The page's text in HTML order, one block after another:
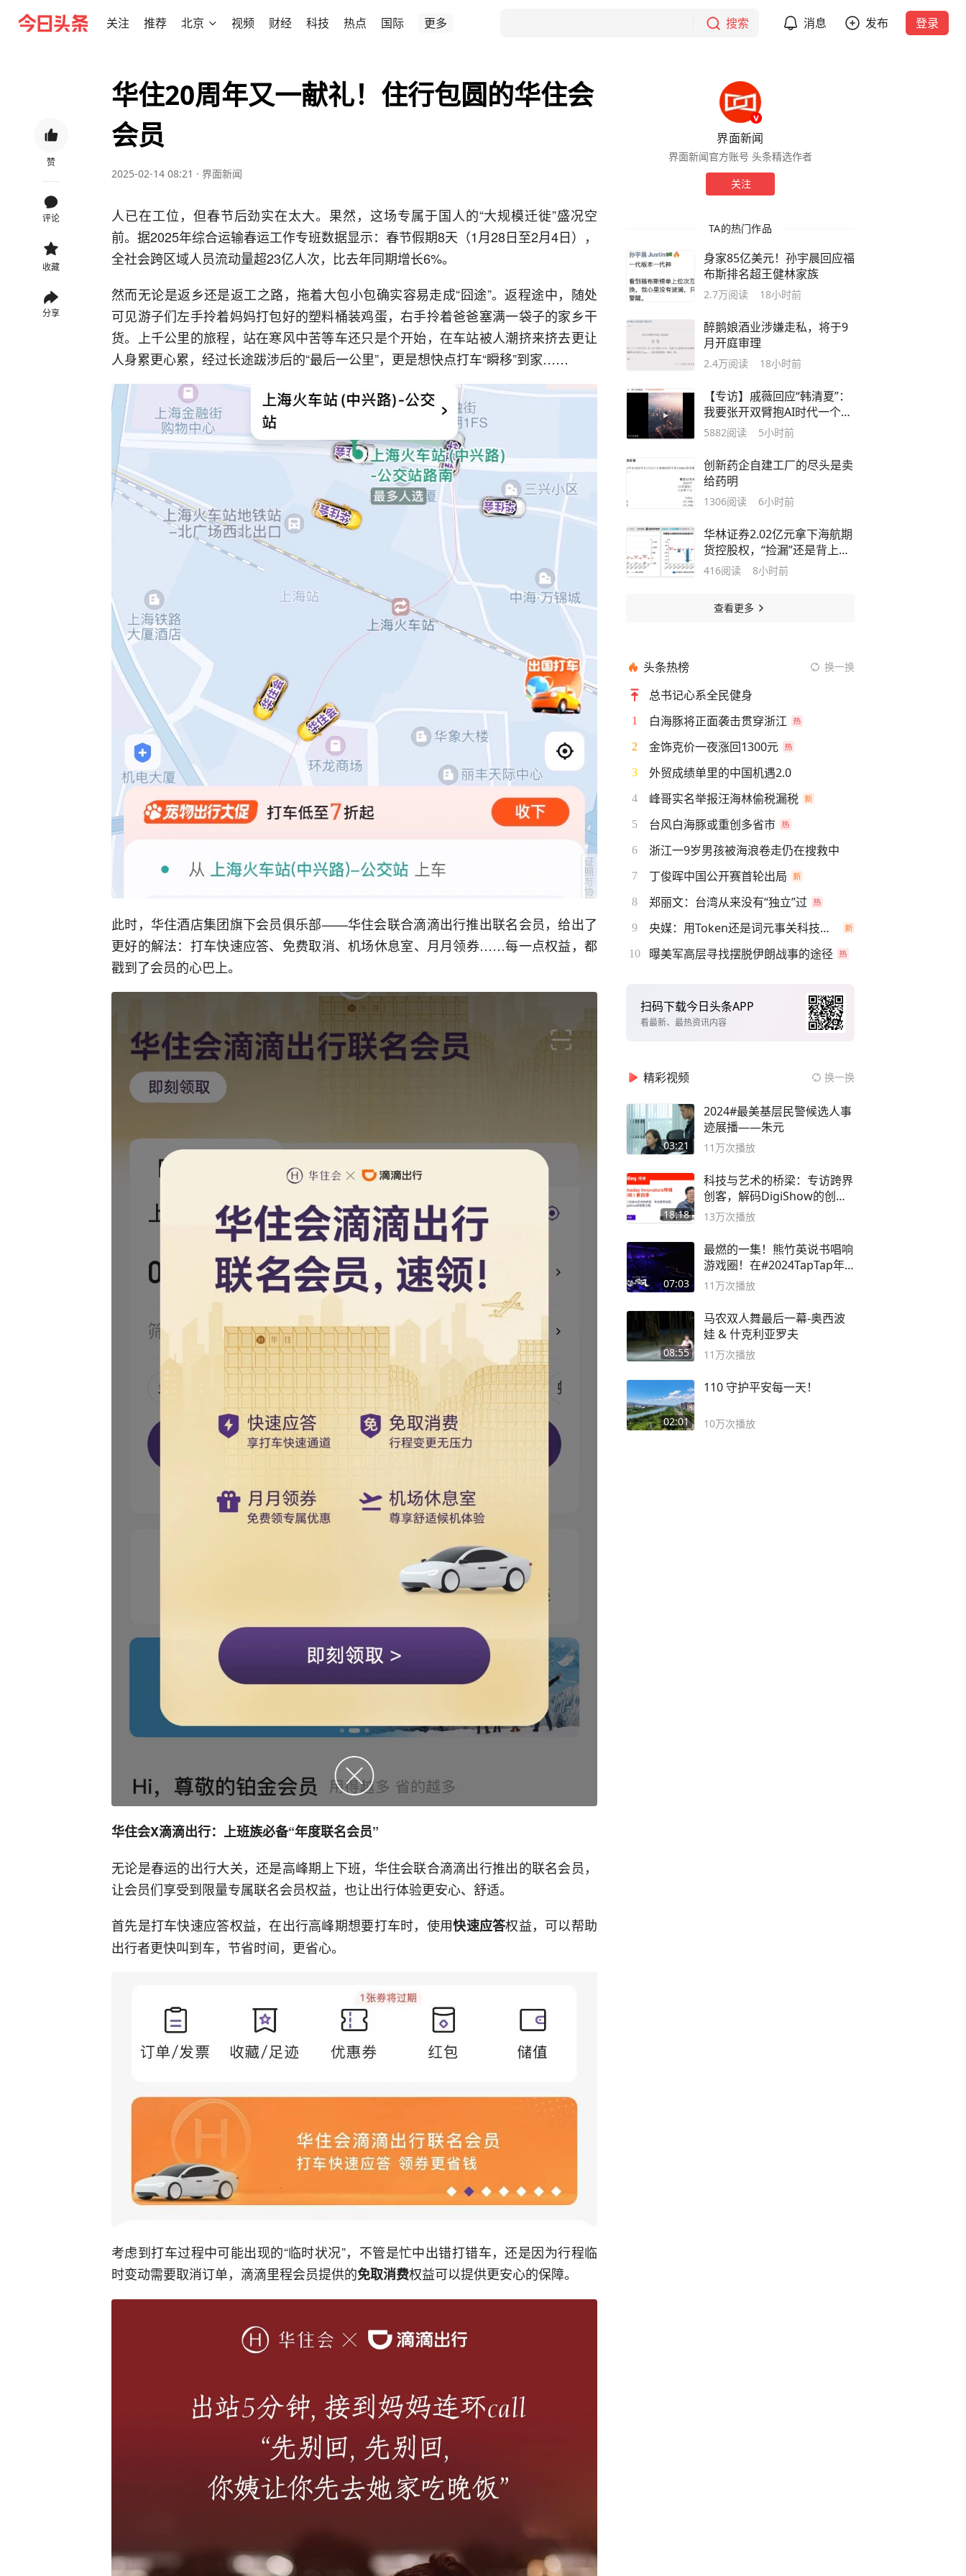
关注 推荐 北京 视频 财经 科技 热点 国际 更多 搜索 消息 发布 登录
赞
评论
收藏
分享
华住20周年又一献礼！住行包圆的华住会
会员
2025-02-14 08:21 · 界面新闻
人已在工位，但春节后劲实在太大。果然，这场专属于国人的“大规模迁徙”盛况空
前。据2025年综合运输春运工作专班数据显示：春节假期8天（1月28日至2月4日），
全社会跨区域人员流动量超23亿人次，比去年同期增长6%。
然而无论是返乡还是返工之路，拖着大包小包确实容易走成“囧途”。返程途中，随处
可见游子们左手拎着妈妈打包好的塑料桶装鸡蛋，右手拎着爸爸塞满一袋子的家乡干
货。上千公里的旅程，站在寒风中苦等车还只是个开始，在车站被人潮挤来挤去更让
人身累更心累，经过长途跋涉后的“最后一公里”，更是想快点打车“瞬移”到家……
此时，华住酒店集团旗下会员俱乐部——华住会联合滴滴出行推出联名会员，给出了
更好的解法：打车快速应答、免费取消、机场休息室、月月领券……每一点权益，都
戳到了会员的心巴上。
华住会X滴滴出行：上班族必备“年度联名会员”
无论是春运的出行大关，还是高峰期上下班，华住会联合滴滴出行推出的联名会员，
让会员们享受到限量专属联名会员权益，也让出行体验更安心、舒适。
首先是打车快速应答权益，在出行高峰期想要打车时，使用快速应答权益，可以帮助
出行者更快叫到车，节省时间，更省心。
考虑到打车过程中可能出现的“临时状况”，不管是忙中出错打错车，还是因为行程临
时变动需要取消订单，滴滴里程会员提供的免取消费权益可以提供更安心的保障。
界面新闻
界面新闻官方账号 头条精选作者
关注
TA的热门作品
身家85亿美元！孙宇晨回应福
布斯排名超王健林家族
2.7万阅读 18小时前
醉鹅娘酒业涉嫌走私，将于9
月开庭审理
2.4万阅读 18小时前
【专访】戚薇回应“韩清夏”：
我要张开双臂抱AI时代一个满
怀
5882阅读 5小时前
创新药企自建工厂的尽头是卖
给药明
1306阅读 6小时前
华林证券2.02亿元拿下海航期
货控股权，“捡漏”还是背上治
理新包袱？
416阅读 8小时前
查看更多
头条热榜 换一换
总书记心系全民健身
1 白海豚将正面袭击贯穿浙江
2 金饰克价一夜涨回1300元
3 外贸成绩单里的中国机遇2.0
4 峰哥实名举报汪海林偷税漏税
5 台风白海豚或重创多省市
6 浙江一9岁男孩被海浪卷走仍在搜救中
7 丁俊晖中国公开赛首轮出局
8 郑丽文：台湾从来没有“独立”过
9 央媒：用Token还是词元事关科技话语权
10 曝美军高层寻找摆脱伊朗战事的途径
扫码下载今日头条APP
看最新、最热资讯内容
精彩视频 换一换
03:21
2024#最美基层民警候选人事
迹展播——朱元
11万次播放
18:18
科技与艺术的桥梁：专访跨界
创客，解码DigiShow的创新
之路
13万次播放
07:03
最燃的一集！熊竹英说书唱响
游戏圈！在#2024TapTap年
度游戏大赏
11万次播放
08:55
马农双人舞最后一幕-奥西波
娃 & 什克利亚罗夫
11万次播放
02:01
110 守护平安每一天！
10万次播放